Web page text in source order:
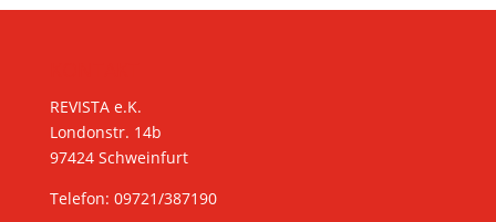
REVISTA e.K.
Londonstr. 14b
97424 Schweinfurt
Telefon: 09721/387190